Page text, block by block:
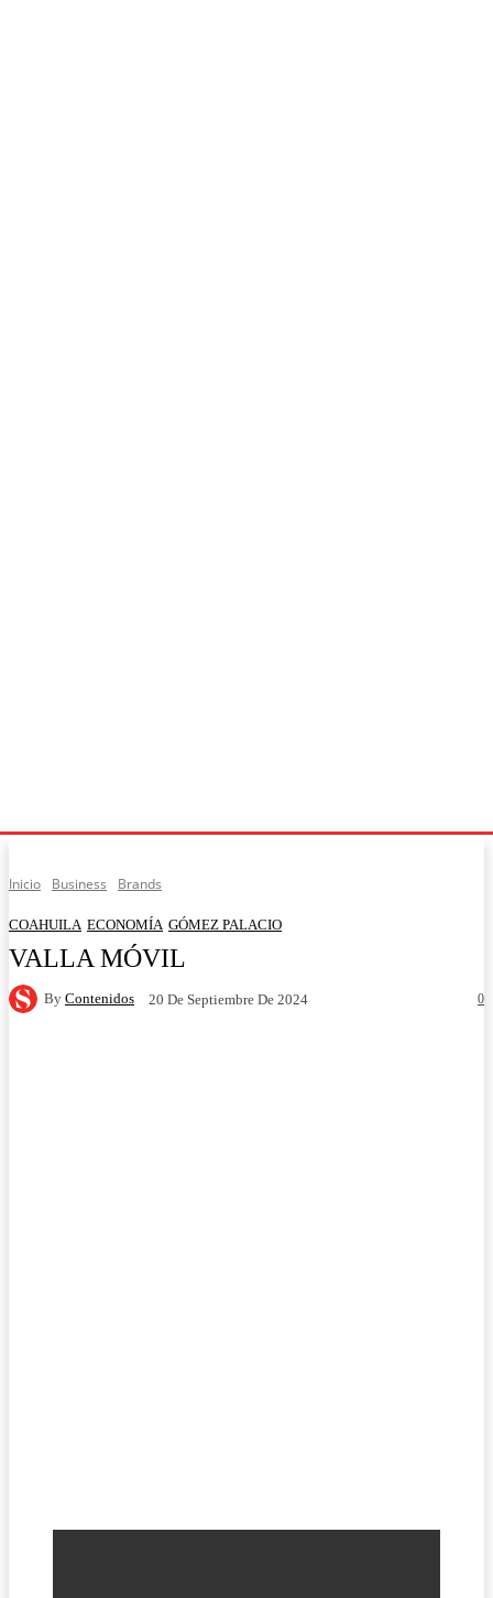
Inicio Business Brands
COAHUILA ECONOMÍA GÓMEZ PALACIO
VALLA MÓVIL
By Contenidos 20 De Septiembre De 2024 0